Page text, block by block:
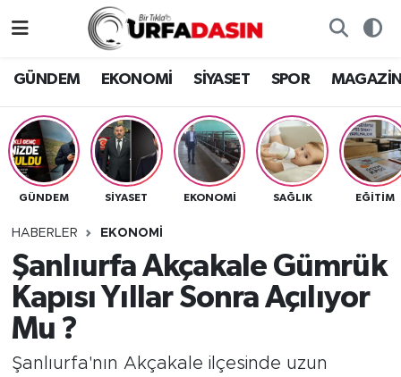
GÜNDEM EKONOMİ SİYASET SPOR
GÜNDEM SİYASET EKONOMİ SAĞLIK EĞITIM
HABERLER EKONOMİ
Şanlıurfa Akçakale Gümrük
Kapısı Yıllar Sonra Açılıyor
Mu ?
Şanlıurfa'nın Akçakale ilçesinde uzun
EKONOMİ
SİYASET
SPOR
SAĞLIK
TEKNOLOJİ
Gizlilik ve Güvenlik Politikası
İletişim
Nöbetçi Eczaneler
Hava Durumu
Namaz Vakitleri
Trafik Durumu
Tüm Manşetler
Son Dakika Haberleri